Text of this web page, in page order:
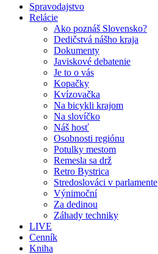
Spravodajstvo
Relácie
Ako poznáš Slovensko?
Dedičstvá nášho kraja
Dokumenty
Javiskové debatenie
Je to o vás
Kopačky
Kvízovačka
Na bicykli krajom
Na slovíčko
Náš hosť
Osobnosti regiónu
Potulky mestom
Remesla sa drž
Retro Bystrica
Stredoslováci v parlamente
Výnimoční
Za dedinou
Záhady techniky
LIVE
Cenník
Kniha